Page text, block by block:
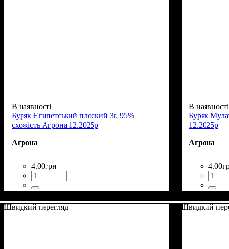
В наявності
Буряк Єгипетський плоский 3г. 95%
схожість Агрона 12.2025р
Агрона
4.00грн
В наявності
Буряк
12.2025р
Агрона
4.00
Швидкий перегляд Швидкий